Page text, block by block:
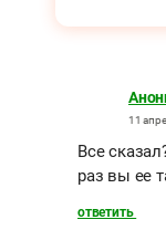
11
Все
раз вы ее
ответить